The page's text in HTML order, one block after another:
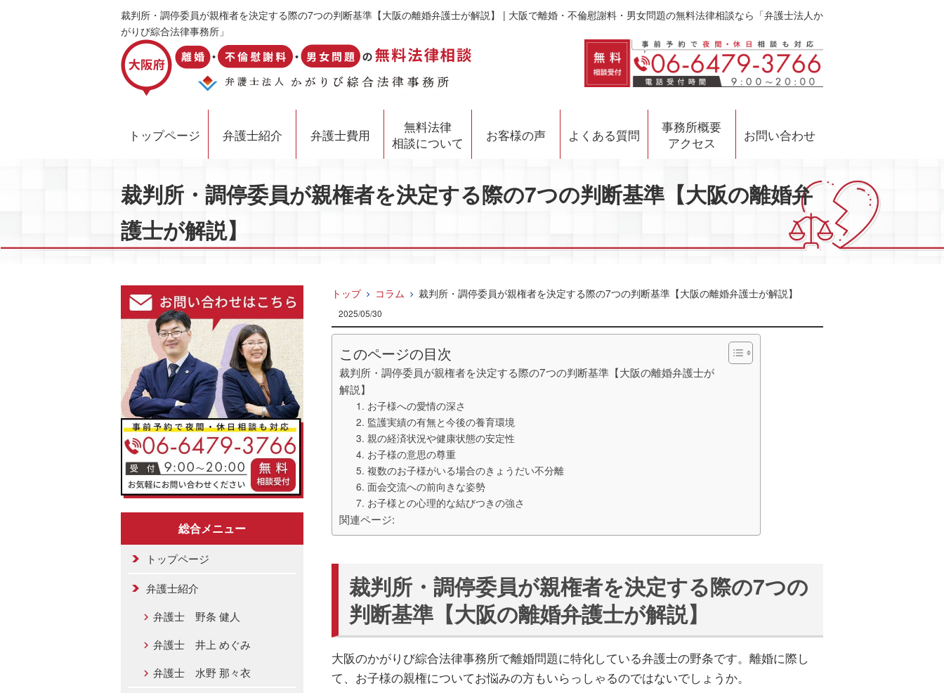
裁判所・調停委員が親権者を決定する際の7つの判断基準【大阪の離婚弁護士が解説】 | 大阪で離婚・不倫慰謝料・男女問題の無料法律相談なら「弁護士法人か
がりび綜合法律事務所」
トップページ 弁護士紹介 弁護士費用
無料法律
相談について
お客様の声 よくある質問
事務所概要
アクセス
お問い合わせ
裁判所・調停委員が親権者を決定する際の7つの判断基準【大阪の離婚弁
護士が解説】
トップ コラム 裁判所・調停委員が親権者を決定する際の7つの判断基準【大阪の離婚弁護士が解説】
2025/05/30
このページの目次
裁判所・調停委員が親権者を決定する際の7つの判断基準【大阪の離婚弁護士が
解説】
1. お子様への愛情の深さ
2. 監護実績の有無と今後の養育環境
3. 親の経済状況や健康状態の安定性
4. お子様の意思の尊重
5. 複数のお子様がいる場合のきょうだい不分離
6. 面会交流への前向きな姿勢
7. お子様との心理的な結びつきの強さ
関連ページ:
裁判所・調停委員が親権者を決定する際の7つの
判断基準【大阪の離婚弁護士が解説】
大阪のかがりび綜合法律事務所で離婚問題に特化している弁護士の野条です。離婚に際し
て、お子様の親権についてお悩みの方もいらっしゃるのではないでしょうか。
総合メニュー
トップページ
弁護士紹介
弁護士 野条 健人
弁護士 井上 めぐみ
弁護士 水野 那々衣